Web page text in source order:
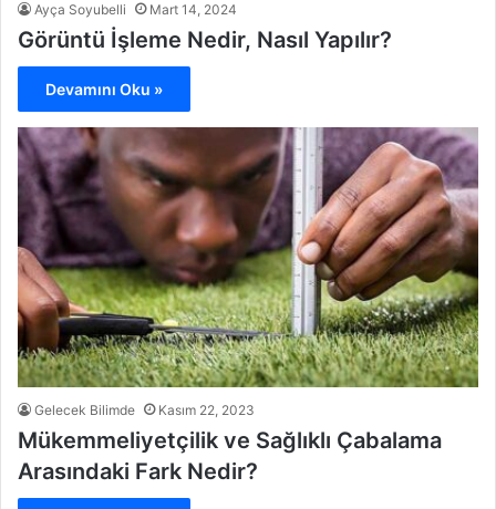
Ayça Soyubelli Mart 14, 2024
Görüntü İşleme Nedir, Nasıl Yapılır?
Devamını Oku »
Gelecek Bilimde Kasım 22, 2023
Mükemmeliyetçilik ve Sağlıklı Çabalama
Arasındaki Fark Nedir?